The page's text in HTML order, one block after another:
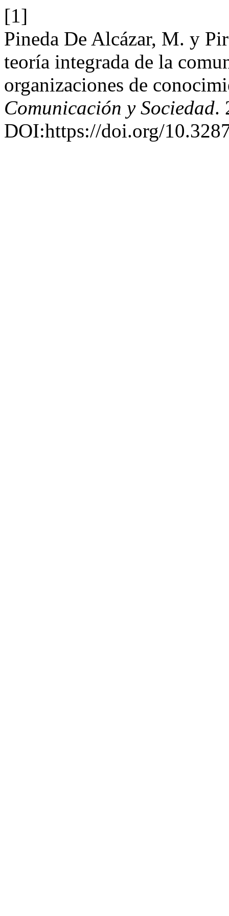
[1]
Pineda De Alcázar, M. y
teoría integrada de la
organizaciones de
Comunicación y Sociedad.
DOI:https://doi.org/